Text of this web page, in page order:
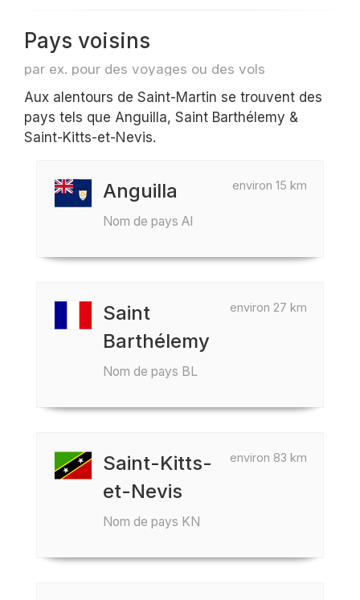
Pays voisins
par ex. pour des voyages ou des vols
Aux alentours de Saint-Martin se trouvent des
pays tels que Anguilla, Saint Barthélemy &
Saint-Kitts-et-Nevis.
environ 15 km
Anguilla
Nom de pays AI
environ 27 km
Saint
Barthélemy
Nom de pays BL
environ 83 km
Saint-Kitts-
et-Nevis
Nom de pays KN